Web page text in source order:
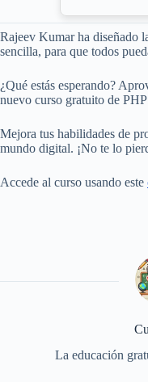
Rajeev Kumar ha diseñado
sencilla, para que todos
¿Qué estás esperando?
nuevo curso gratuito de
Mejora tus habilidades de
mundo digital. ¡No te lo
Accede al curso usando este
La educación